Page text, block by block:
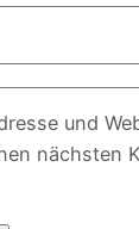
und
nächsten